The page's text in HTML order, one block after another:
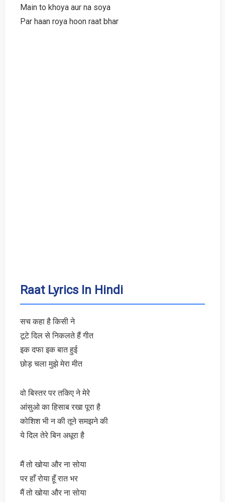
Main to khoya aur na soya
Par haan roya hoon raat bhar
Raat Lyrics In Hindi
सच कहा है किसी ने
टूटे दिल से निकलते हैं गीत
इक दफा इक बात हुई
छोड़ चला मुझे मेरा मीत
वो बिस्तर पर तकिए ने मेरे
आंसुओ का हिसाब रखा पूरा है
कोशिश भी न की तूने समझने की
ये दिल तेरे बिन अधूरा है
मैं तो खोया और ना सोया
पर हाँ रोया हूँ रात भर
मैं तो खोया और ना सोया